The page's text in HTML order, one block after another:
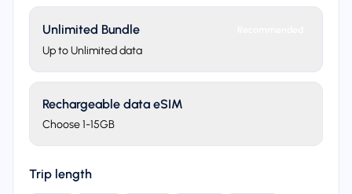
Unlimited Bundle
Up to Unlimited data
Rechargeable data eSIM
Choose 1-15GB
Trip length